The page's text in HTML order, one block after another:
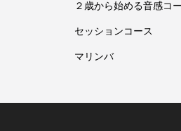
２歳から始める音感コ
セッションコース
マリンバ